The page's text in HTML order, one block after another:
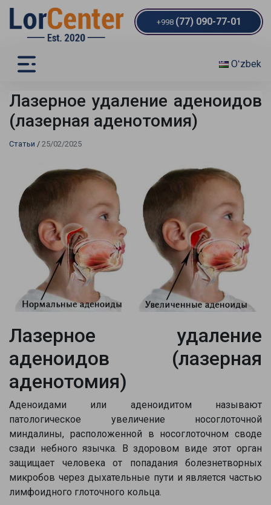
+998 (77) 090-77-01
Oʻzbek
Лазерное удаление аденоидов
(лазерная аденотомия)
Статьи / 25/02/2025
Лазерное удаление
аденоидов (лазерная
аденотомия)
Аденоидами или аденоидитом называют
патологическое увеличение носоглоточной
миндалины, расположенной в носоглоточном своде
сзади небного язычка. В здоровом виде этот орган
защищает человека от попадания болезнетворных
микробов через дыхательные пути и является частью
лимфоидного глоточного кольца.